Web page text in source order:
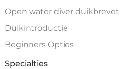
Open water diver duikbrevet
Duikintroductie
Beginners Opties
Specialties